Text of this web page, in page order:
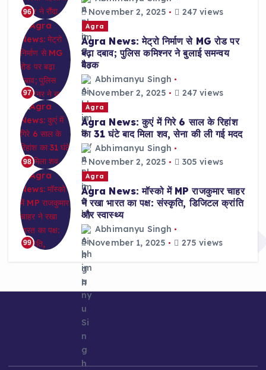
96
November 2, 2025
247 views
97
Agra
Agra News: मेट्रो निर्माण से MG रोड पर
बढ़ा दबाव; पुलिस कमिश्नर ने बुलाई समन्वय
बैठक
Abhimanyu Singh
November 2, 2025
247 views
98
Agra
Agra News: कुएं में गिरे 6 साल के रिहांश
का 31 घंटे बाद मिला शव, सेना की ली गई मदद
Abhimanyu Singh
November 2, 2025
305 views
99
Agra
Agra News: मॉस्को में MP राजकुमार चाहर
ने रखा भारत का पक्ष: संस्कृति, डिजिटल क्रांति
और स्वास्थ्य
Abhimanyu Singh
November 1, 2025
275 views